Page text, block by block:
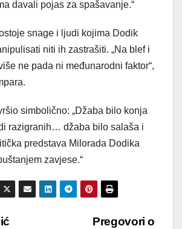
davali pojas za spašavanje.“
snage i ljudi kojima Dodik
niti ih zastrašiti. „Na blef i
ne pada ni međunarodni faktor“,
simbolično: „Džaba bilo konja
razigranih… džaba bilo salaša i
predstava Milorada Dodika
zavjese.“
Pregovori o